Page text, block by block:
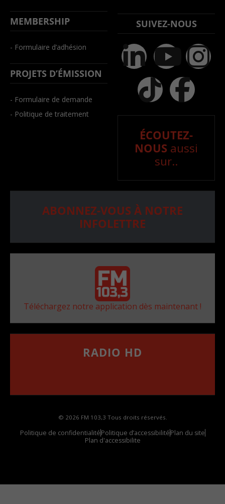
MEMBERSHIP
- Formulaire d’adhésion
PROJETS D’ÉMISSION
- Formulaire de demande
- Politique de traitement
SUIVEZ-NOUS
ÉCOUTEZ-
NOUS aussi
sur..
ABONNEZ-VOUS À NOTRE
INFOLETTRE
Téléchargez notre application dès maintenant !
RADIO HD
© 2026 FM 103,3 Tous droits réservés.
Politique de confidentialitéPolitique d’accessibilitéPlan du site
Plan d'accessibilite